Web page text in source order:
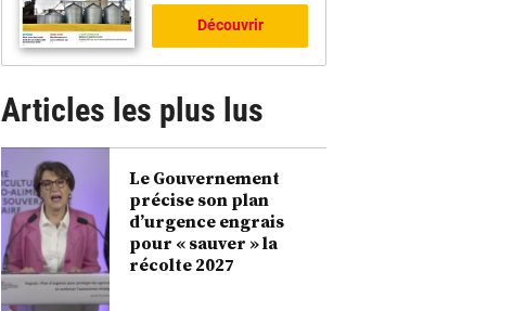
Découvrir
Articles les plus lus
Le Gouvernement
précise son plan
d’urgence engrais
pour « sauver » la
récolte 2027